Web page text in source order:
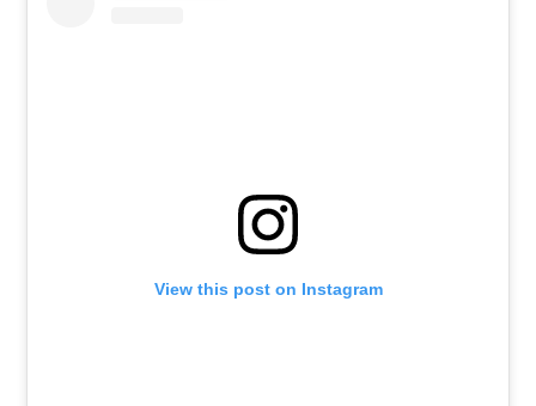
View this post on Instagram